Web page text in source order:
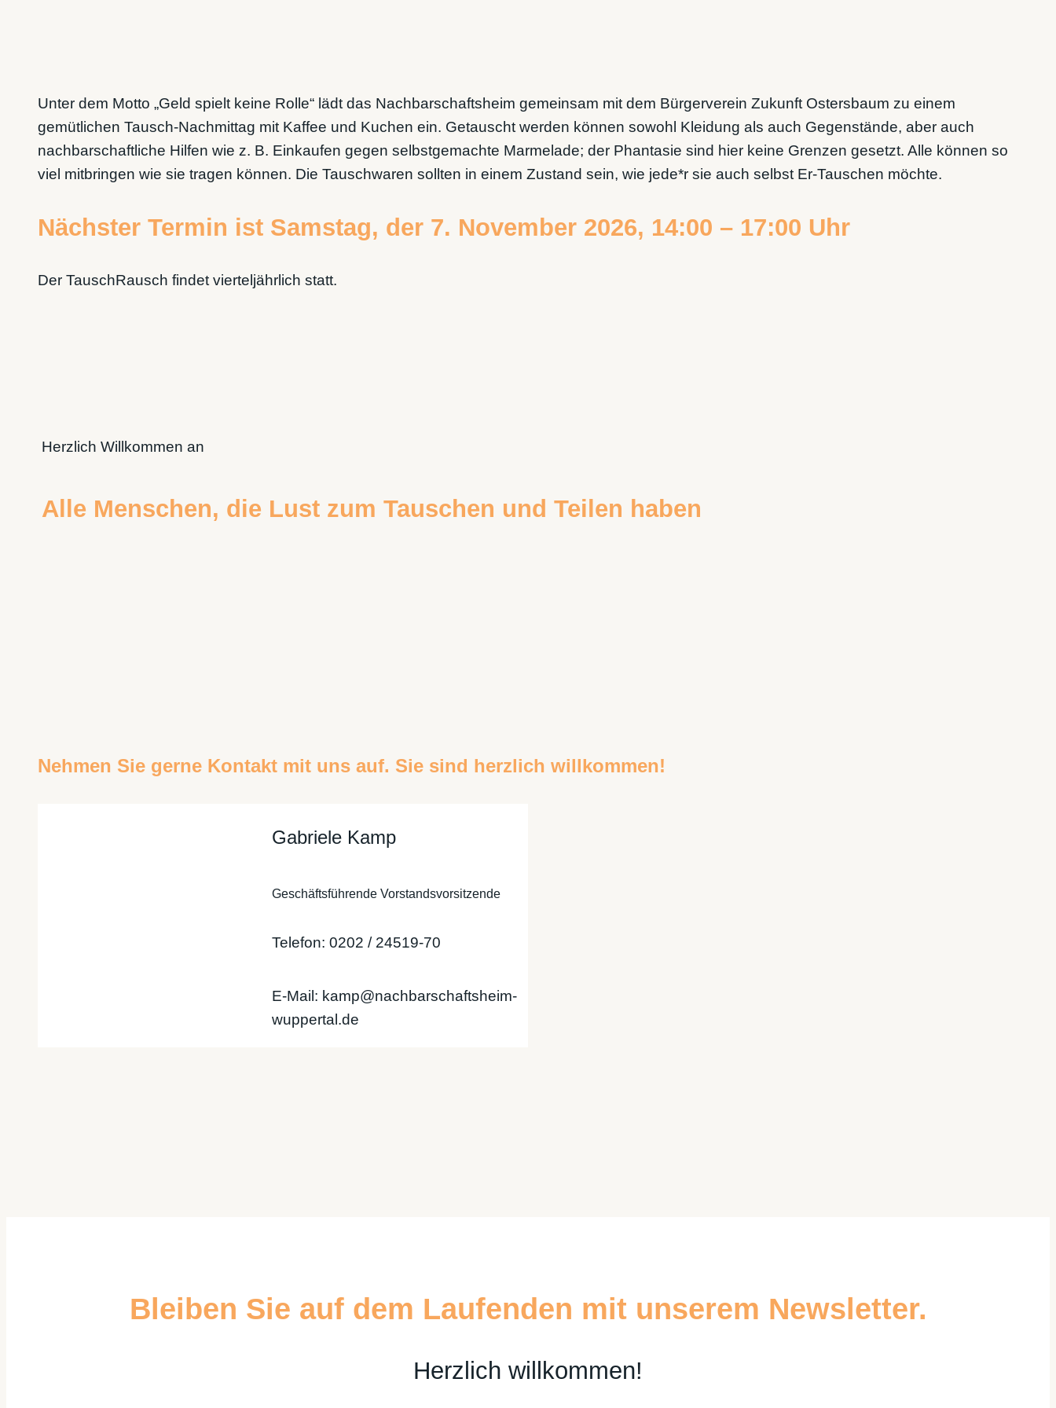
Unter dem Motto „Geld spielt keine Rolle“ lädt das Nachbarschaftsheim gemeinsam mit dem Bürgerverein Zukunft Ostersbaum zu einem
gemütlichen Tausch-Nachmittag mit Kaffee und Kuchen ein. Getauscht werden können sowohl Kleidung als auch Gegenstände, aber auch
nachbarschaftliche Hilfen wie z. B. Einkaufen gegen selbstgemachte Marmelade; der Phantasie sind hier keine Grenzen gesetzt. Alle können so
viel mitbringen wie sie tragen können. Die Tauschwaren sollten in einem Zustand sein, wie jede*r sie auch selbst Er-Tauschen möchte.
Nächster Termin ist Samstag, der 7. November 2026, 14:00 – 17:00 Uhr
Der TauschRausch findet vierteljährlich statt.
Herzlich Willkommen an
Alle Menschen, die Lust zum Tauschen und Teilen haben
Nehmen Sie gerne Kontakt mit uns auf. Sie sind herzlich willkommen!
Gabriele Kamp
Geschäftsführende Vorstandsvorsitzende
Telefon: 0202 / 24519-70
E-Mail: kamp@nachbarschaftsheim-
wuppertal.de
Bleiben Sie auf dem Laufenden mit unserem Newsletter.
Herzlich willkommen!